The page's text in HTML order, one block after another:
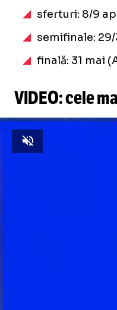
sferturi: 8/9
semifinale:
finală: 31 mai
VIDEO: cele
Unmute